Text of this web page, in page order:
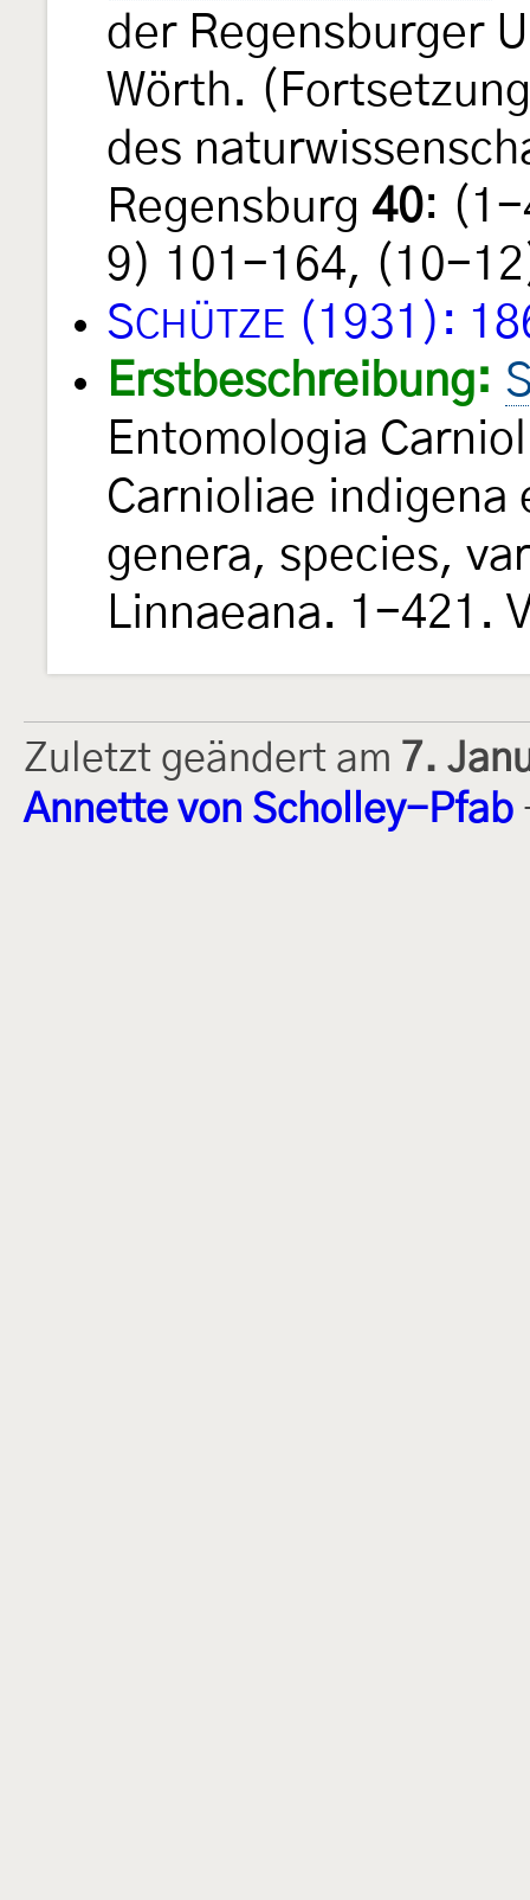
der Regensburger
Wörth.
des
Regensburg 40:
9) 101-164, (10-
SCHÜTZE (1931):
Erstbeschreibung:
Entomologia
Carnioliae
genera, species,
Linnaeana. 1-421.
Zuletzt geändert am 7.
Annette von Scholley-Pfab